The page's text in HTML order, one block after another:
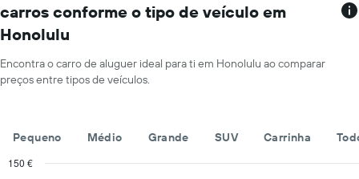
numa
ordenada
rent-
a-
numa
abcissa
as
rent-
carros conforme o tipo de veículo em
Honolulu
Encontra o carro de aluguer ideal para ti em Honolulu ao comparar
preços entre tipos de veículos.
Pequeno Médio Grande SUV Carrinha
150 €